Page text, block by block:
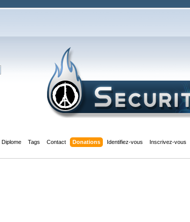
Diplome Tags Contact Donations Identifiez-vous Inscrivez-vous